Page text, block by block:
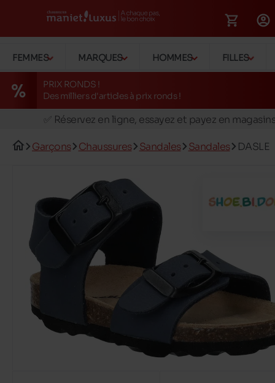
FEMMES MARQUES HOMMES FILLES
PRIX RONDS !
Des milliers d'articles à prix ronds !
🚛 Livraison gratuite en magasins
✅ Réservez en ligne, essayez et payez en
📦 Livraison à domicile gratuite dés 39€ d'achats
🚛 Livraison gratuite en magasins
Garçons Chaussures Sandales Sandales DASLE